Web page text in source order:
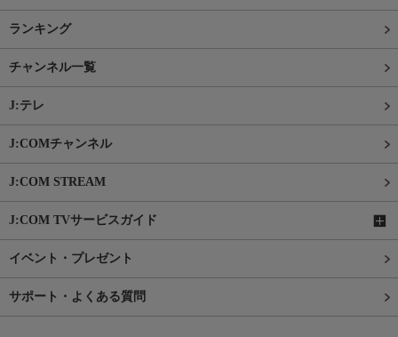
ランキング
チャンネル一覧
J:テレ
J:COMチャンネル
J:COM STREAM
J:COM TVサービスガイド
イベント・プレゼント
サポート・よくある質問